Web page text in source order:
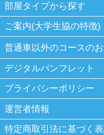
部屋タイプから探す
ご案内(大学生協の特徴)
普通車以外のコースの
デジタルパンフレット
プライバシーポリシー
運営者情報
特定商取引法に基づく